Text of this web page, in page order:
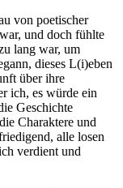
von poetischer
und doch fühlte
lang war, um
dieses L(i)eben
über ihre
ich, es würde ein
Geschichte
Charaktere und
alle losen
verdient und